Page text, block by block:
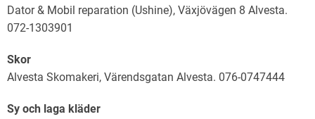
Dator & Mobil reparation (Ushine), Växjövägen 8 Alvesta.
072-1303901
Skor
Alvesta Skomakeri, Värendsgatan Alvesta. 076-0747444
Sy och laga kläder